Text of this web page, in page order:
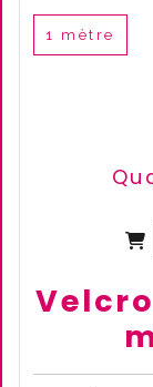
1 mètre